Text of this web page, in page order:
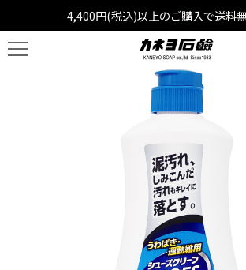
4,400円(税込)以上のご購入で送料